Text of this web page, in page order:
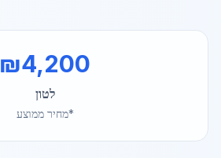
₪4,200
לטון
*מחיר ממוצע